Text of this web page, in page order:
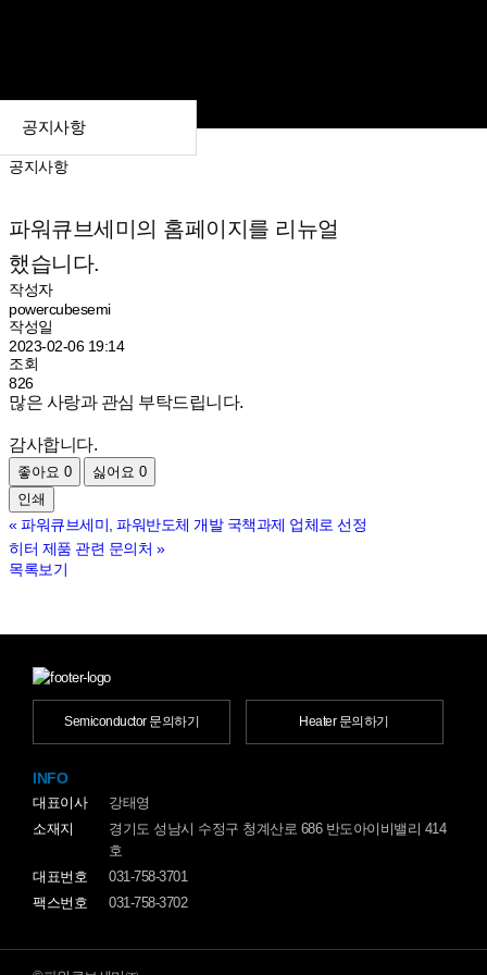
공지사항
공지사항
파워큐브세미의 홈페이지를 리뉴얼
했습니다.
작성자
powercubesemi
작성일
2023-02-06 19:14
조회
826
많은 사랑과 관심 부탁드립니다.
감사합니다.
좋아요0 싫어요0
인쇄
« 파워큐브세미, 파워반도체 개발 국책과제 업체로 선정
히터 제품 관련 문의처 »
목록보기
Semiconductor 문의하기 Heater 문의하기
INFO
대표이사
강태영
소재지
경기도 성남시 수정구 청계산로 686 반도아이비밸리 414
호
대표번호
031-758-3701
팩스번호
031-758-3702